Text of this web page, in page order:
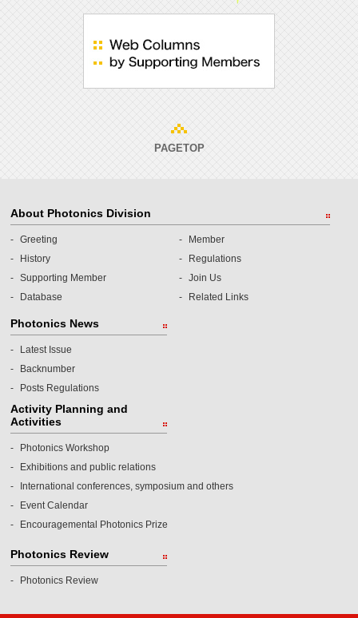
PAGETOP
About Photonics Division
Greeting
Member
History
Regulations
Supporting Member
Join Us
Database
Related Links
Photonics News
Latest Issue
Backnumber
Posts Regulations
Activity Planning and
Activities
Photonics Workshop
Exhibitions and public relations
International conferences, symposium and others
Event Calendar
Encouragemental Photonics Prize
Photonics Review
Photonics Review